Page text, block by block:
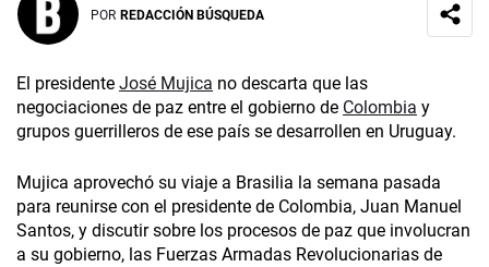
POR REDACCIÓN BÚSQUEDA
El presidente José Mujica no descarta que las
negociaciones de paz entre el gobierno de Colombia y
grupos guerrilleros de ese país se desarrollen en Uruguay.
Mujica aprovechó su viaje a Brasilia la semana pasada
para reunirse con el presidente de Colombia, Juan Manuel
Santos, y discutir sobre los procesos de paz que involucran
a su gobierno, las Fuerzas Armadas Revolucionarias de